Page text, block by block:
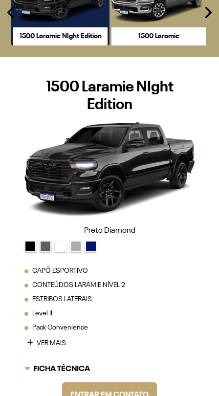
1500 Laramie NIght Edition 1500 Laramie
Anterior
1500 Laramie NIght
Edition
Preto Diamond
CAPÔ ESPORTIVO
CONTEÚDOS LARAMIE NÍVEL 2
ESTRIBOS LATERAIS
Level II
Pack Convenience
VER MAIS
FICHA TÉCNICA